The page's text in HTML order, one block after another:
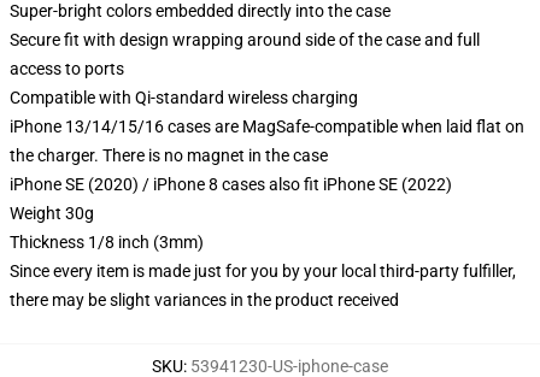
Super-bright colors embedded directly into the case
Secure fit with design wrapping around side of the case and full
access to ports
Compatible with Qi-standard wireless charging
iPhone 13/14/15/16 cases are MagSafe-compatible when laid flat on
the charger. There is no magnet in the case
iPhone SE (2020) / iPhone 8 cases also fit iPhone SE (2022)
Weight 30g
Thickness 1/8 inch (3mm)
Since every item is made just for you by your local third-party fulfiller,
there may be slight variances in the product received
SKU: 53941230-US-iphone-case